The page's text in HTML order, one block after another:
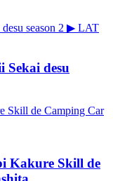
▶ LAT
Sekai desu
Kakure Skill de